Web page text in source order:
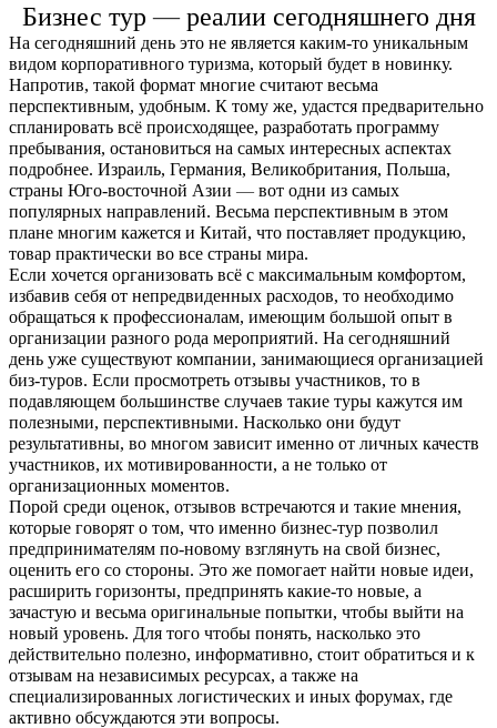
Бизнес тур — реалии сегодняшнего дня
На сегодняшний день это не является каким-то уникальным
видом корпоративного туризма, который будет в новинку.
Напротив, такой формат многие считают весьма
перспективным, удобным. К тому же, удастся предварительно
спланировать всё происходящее, разработать программу
пребывания, остановиться на самых интересных аспектах
подробнее. Израиль, Германия, Великобритания, Польша,
страны Юго-восточной Азии — вот одни из самых
популярных направлений. Весьма перспективным в этом
плане многим кажется и Китай, что поставляет продукцию,
товар практически во все страны мира.
Если хочется организовать всё с максимальным комфортом,
избавив себя от непредвиденных расходов, то необходимо
обращаться к профессионалам, имеющим большой опыт в
организации разного рода мероприятий. На сегодняшний
день уже существуют компании, занимающиеся организацией
биз-туров. Если просмотреть отзывы участников, то в
подавляющем большинстве случаев такие туры кажутся им
полезными, перспективными. Насколько они будут
результативны, во многом зависит именно от личных качеств
участников, их мотивированности, а не только от
организационных моментов.
Порой среди оценок, отзывов встречаются и такие мнения,
которые говорят о том, что именно бизнес-тур позволил
предпринимателям по-новому взглянуть на свой бизнес,
оценить его со стороны. Это же помогает найти новые идеи,
расширить горизонты, предпринять какие-то новые, а
зачастую и весьма оригинальные попытки, чтобы выйти на
новый уровень. Для того чтобы понять, насколько это
действительно полезно, информативно, стоит обратиться и к
отзывам на независимых ресурсах, а также на
специализированных логистических и иных форумах, где
активно обсуждаются эти вопросы.